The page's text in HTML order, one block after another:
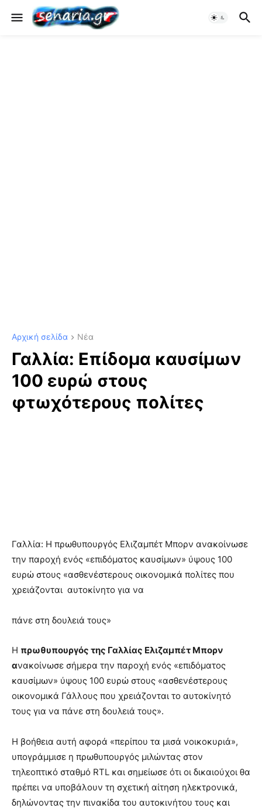
Αρχική σελίδα Νέα
Γαλλία: Επίδομα καυσίμων
100 ευρώ στους
φτωχότερους πολίτες
Γαλλία: Η πρωθυπουργός Ελιζαμπέτ Μπορν ανακοίνωσε
την παροχή ενός «επιδόματος καυσίμων» ύψους 100
ευρώ στους «ασθενέστερους οικονομικά πολίτες που
χρειάζονται αυτοκίνητο για να
πάνε στη δουλειά τους»
Η πρωθυπουργός της Γαλλίας Ελιζαμπέτ Μπορν
ανακοίνωσε σήμερα την παροχή ενός «επιδόματος
καυσίμων» ύψους 100 ευρώ στους «ασθενέστερους
οικονομικά Γάλλους που χρειάζονται το αυτοκίνητό
τους για να πάνε στη δουλειά τους».
Η βοήθεια αυτή αφορά «περίπου τα μισά νοικοκυριά»,
υπογράμμισε η πρωθυπουργός μιλώντας στον
τηλεοπτικό σταθμό RTL και σημείωσε ότι οι δικαιούχοι θα
πρέπει να υποβάλουν τη σχετική αίτηση ηλεκτρονικά,
δηλώνοντας την πινακίδα του αυτοκινήτου τους και